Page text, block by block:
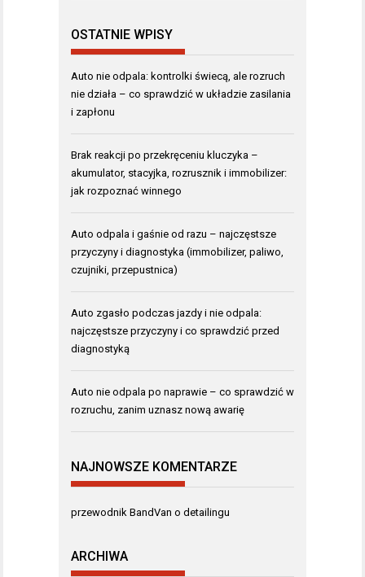
OSTATNIE WPISY
Auto nie odpala: kontrolki świecą, ale rozruch
nie działa – co sprawdzić w układzie zasilania
i zapłonu
Brak reakcji po przekręceniu kluczyka –
akumulator, stacyjka, rozrusznik i immobilizer:
jak rozpoznać winnego
Auto odpala i gaśnie od razu – najczęstsze
przyczyny i diagnostyka (immobilizer, paliwo,
czujniki, przepustnica)
Auto zgasło podczas jazdy i nie odpala:
najczęstsze przyczyny i co sprawdzić przed
diagnostyką
Auto nie odpala po naprawie – co sprawdzić w
rozruchu, zanim uznasz nową awarię
NAJNOWSZE KOMENTARZE
przewodnik BandVan o detailingu
ARCHIWA